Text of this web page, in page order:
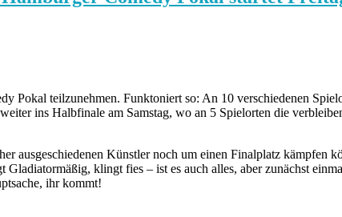
Pokal teilzunehmen. Funktoniert so: An 10 verschiedenen
ins Halbfinale am Samstag, wo an 5 Spielorten die
ausgeschiedenen Künstler noch um einen Finalplatz kämpfen
klingt fies – ist es auch alles, aber zunächst
ihr kommt!